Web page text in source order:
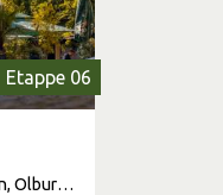
Etappe 06
Bronkhorst, Doesburg, Brummen, Olburgen